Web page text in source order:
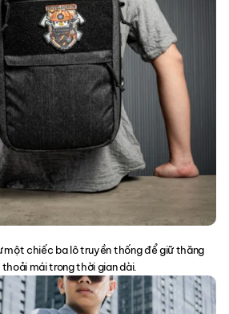
một chiếc ba lô truyền thống để giữ thăng
thoải mái trong thời gian dài.